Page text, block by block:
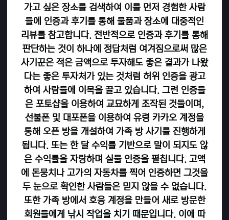
가고 싶은 장소를 검색하여 이를 먼저 경험한 사람
들에 인증과 후기를 통해 물품과 장소에 대중적인
리뷰를 참고합니다. 전반적으로 인증과 후기를 통해
판단하는 것이 하나에 정답처럼 여겨짐으로써 많은
사기꾼은 적은 금액으로 투자해도 좋은 결과가 나왔
다는 좋은 투자처가 있는 것처럼 허위 인증을 광고
하여 사람들에 이목을 끌고 있습니다. 그런 인증들
은 포토샵을 이용하여 교묘하게 조작된 것들이며,
선불폰 및 대포폰을 이용하여 유령 카카오 계정을
통해 오픈 방을 개설하여 가족 방 사기를 진행하게
됩니다. 또는 한 달 수익률 기반으로 말이 되지도 않
은 수익률을 자랑하며 실물 인증을 펼칩니다. 고액
에 돈뭉치나 고가의 자동차를 찍어 인증하면 그것을
두 눈으로 확인한 사람들은 믿지 않을 수 없습니다.
또한 가족 방에서 호응 계정을 만들어 새로 방문한
회원들에게 낚시 작업을 치기 때문입니다. 이에 따